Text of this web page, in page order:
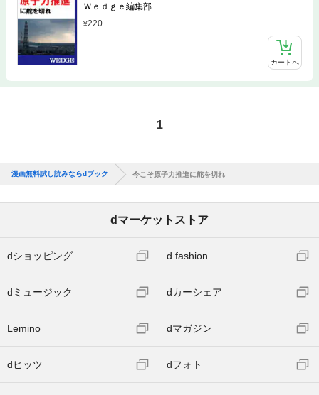
Ｗｅｄｇｅ編集部
220
カートへ
1
漫画無料試し読みならdブック 今こそ原子力推進に舵を切れ
dマーケットストア
dショッピング d fashion
dミュージック dカーシェア
Lemino dマガジン
dヒッツ dフォト